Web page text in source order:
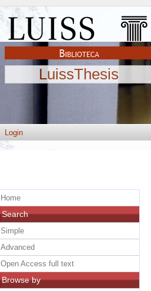
LuissThesis
Login
Home
Search
Simple
Advanced
Open Access full text
Browse by